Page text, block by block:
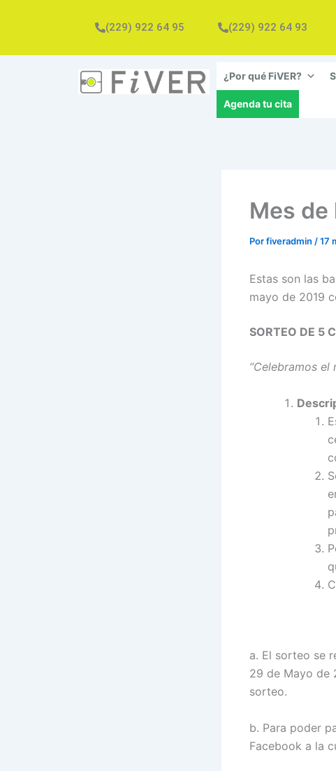
(229) 922 64 95 (229) 922 64 93
¿Por qué FiVER?
Agenda tu cita
Mes de
Porfiveradmin /17
Estas son las
mayo de 2019
SORTEO DE 5
“Celebramos
a. El sorteo se
29 de Mayo de
sorteo.
b. Para poder
Facebook a la